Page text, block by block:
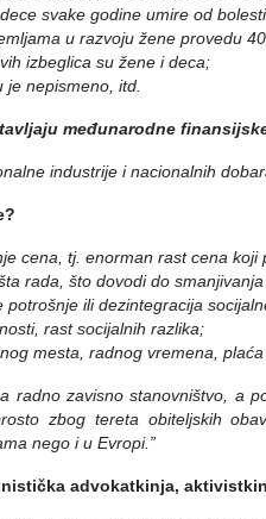
svake godine umire od
u razvoju žene provedu
izbeglica su žene i deca;
je nepismeno, itd.
međunarodne
industrije i nacionalnih
cena, tj. enorman rast cena
rada, što dovodi do
potrošnje ili dezintegracija
rast socijalnih razlika;
mesta, radnog vremena,
radno zavisno stanovništvo, a
zbog tereta obiteljskih
nego i u Evropi.”
advokatkinja,